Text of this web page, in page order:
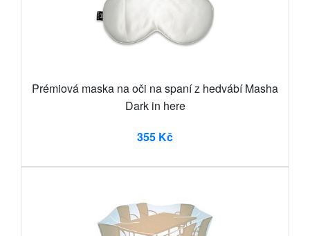
Prémiová maska na oči na spaní z hedvábí Masha
Dark in here
355 Kč